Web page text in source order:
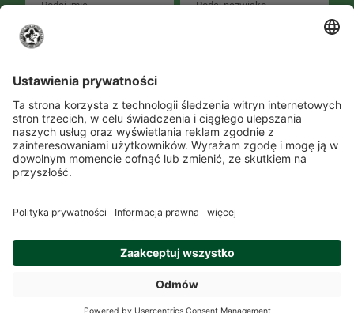
Zmień ustawienia prywatności Kontakt
Lokalizacje